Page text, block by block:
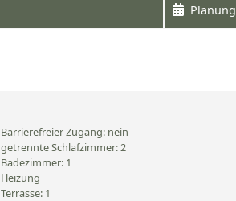
Planung
Barrierefreier Zugang: nein
getrennte Schlafzimmer: 2
Badezimmer: 1
Heizung
Terrasse: 1